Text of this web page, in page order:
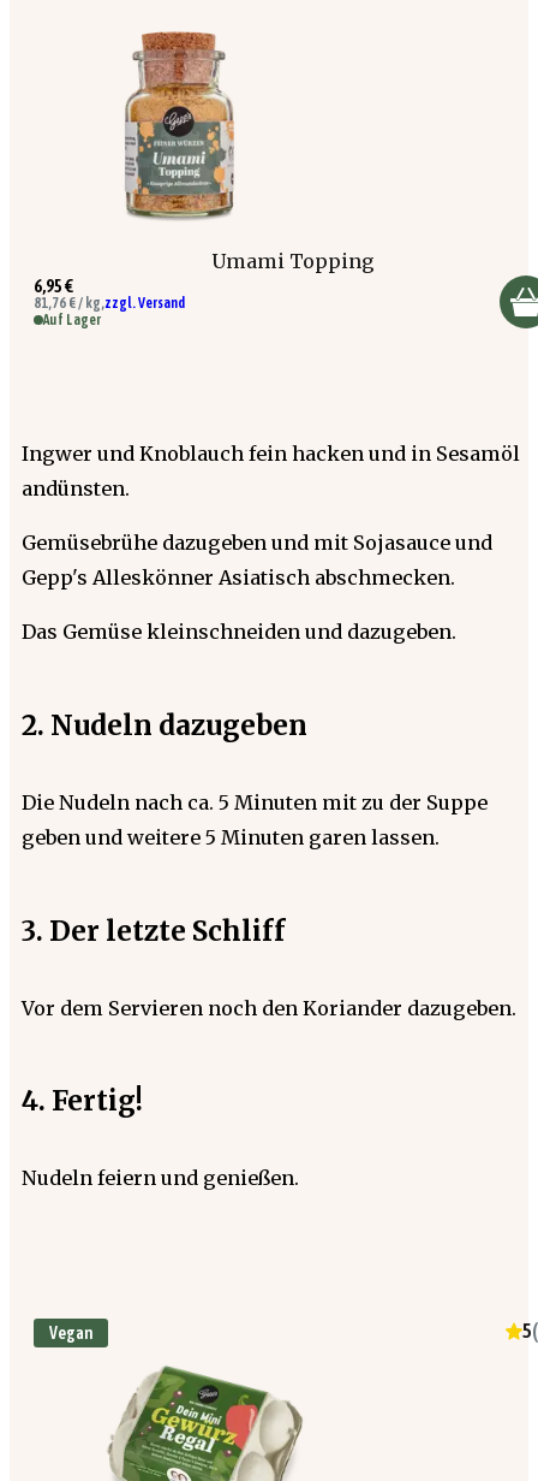
Umami Topping
6,95 €
81,76 € / kg,zzgl. Versand
Auf Lager
Ingwer und Knoblauch fein hacken und in Sesamöl
andünsten.
Gemüsebrühe dazugeben und mit Sojasauce und
Gepp's Alleskönner Asiatisch abschmecken.
Das Gemüse kleinschneiden und dazugeben.
2. Nudeln dazugeben
Die Nudeln nach ca. 5 Minuten mit zu der Suppe
geben und weitere 5 Minuten garen lassen.
3. Der letzte Schliff
Vor dem Servieren noch den Koriander dazugeben.
4. Fertig!
Nudeln feiern und genießen.
Vegan 5(